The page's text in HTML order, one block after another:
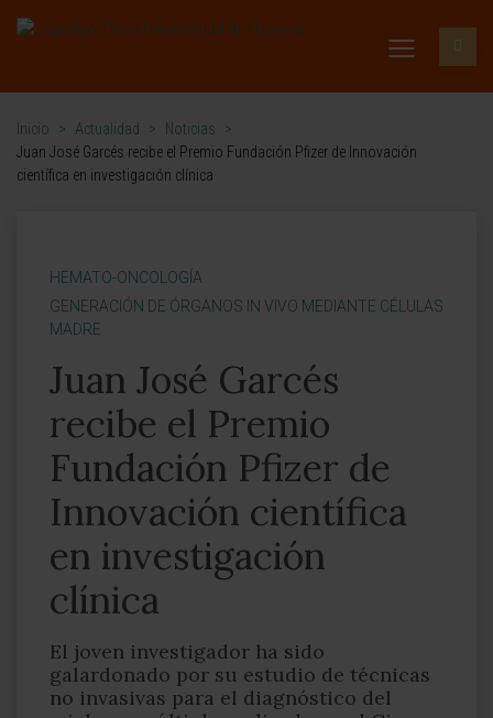
Inicio > Actualidad > Noticias
>
Juan José Garcés recibe el Premio Fundación Pfizer de Innovación
científica en investigación clínica
HEMATO-ONCOLOGÍA
GENERACIÓN DE ÓRGANOS IN VIVO MEDIANTE CÉLULAS
MADRE
Juan José Garcés
recibe el Premio
Fundación Pfizer de
Innovación científica
en investigación
clínica
El joven investigador ha sido
galardonado por su estudio de técnicas
no invasivas para el diagnóstico del